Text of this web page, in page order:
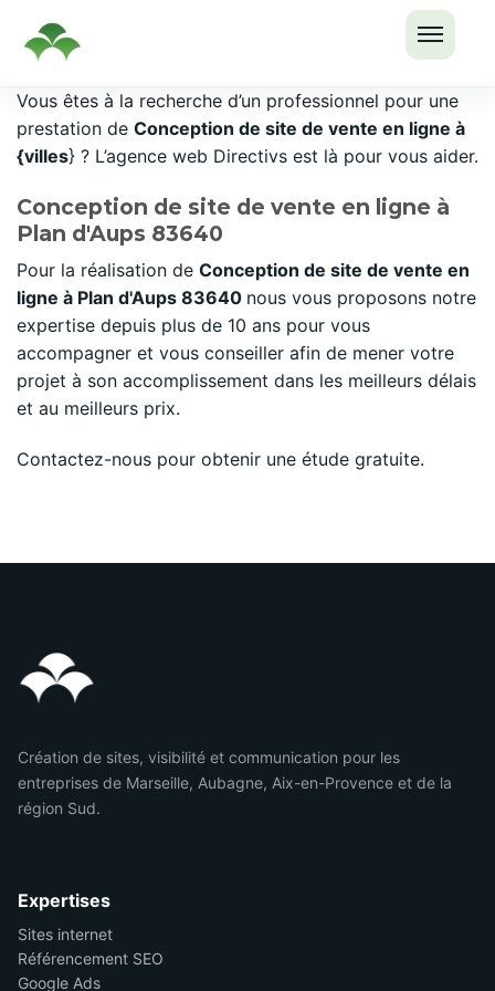
LE
MENU
Passer
au
contenu
Vous êtes à la recherche d’un professionnel pour une
prestation de Conception de site de vente en ligne à
{villes} ? L’agence web Directivs est là pour vous aider.
Conception de site de vente en ligne à
Plan d'Aups 83640
Pour la réalisation de Conception de site de vente en
ligne à Plan d'Aups 83640 nous vous proposons notre
expertise depuis plus de 10 ans pour vous
accompagner et vous conseiller afin de mener votre
projet à son accomplissement dans les meilleurs délais
et au meilleurs prix.
Contactez-nous pour obtenir une étude gratuite.
Création de sites, visibilité et communication pour les
entreprises de Marseille, Aubagne, Aix-en-Provence et de la
région Sud.
Expertises
Sites internet
Référencement SEO
Google Ads